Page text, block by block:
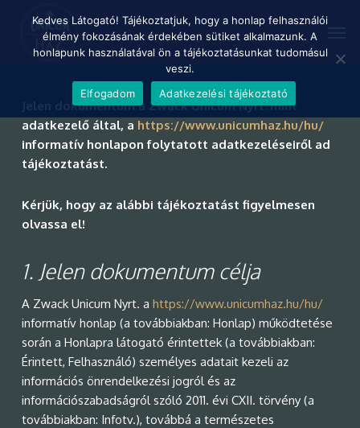
Jelen dokumentum a Zwack Unicum Nyrt. mint
adatkezelő által, a https://www.unicumhaz.hu/hu/
informatív honlapon folytatott adatkezeléseiről ad
tájékoztatást.
Kérjük, hogy az alábbi tájékoztatást figyelmesen
olvassa el!
1. Jelen dokumentum célja
A Zwack Unicum Nyrt. a https://www.unicumhaz.hu/hu/
informatív honlap (a továbbiakban: Honlap) működtetése
során a Honlapra látogató érintettek (a továbbiakban:
Érintett, Felhasználó) személyes adatait kezeli az
információs önrendelkezési jogról és az
információszabadságról szóló 2011. évi CXII. törvény (a
továbbiakban: Infotv.), továbbá a természetes
Kedves Látogató! Tájékoztatjuk, hogy a honlap felhasználói
élmény fokozásának érdekében sütiket alkalmazunk. A
honlapunk használatával ön a tájékoztatásunkat tudomásul
veszi.
Elfogadom
Adatkezelési tájékoztató